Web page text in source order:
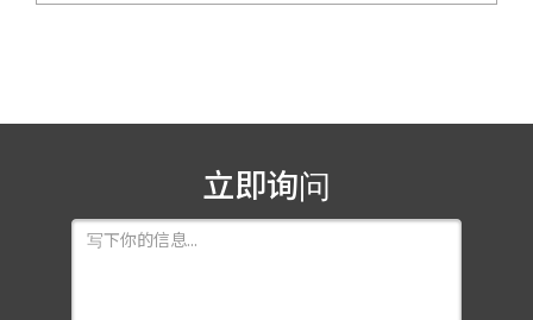
立即询问